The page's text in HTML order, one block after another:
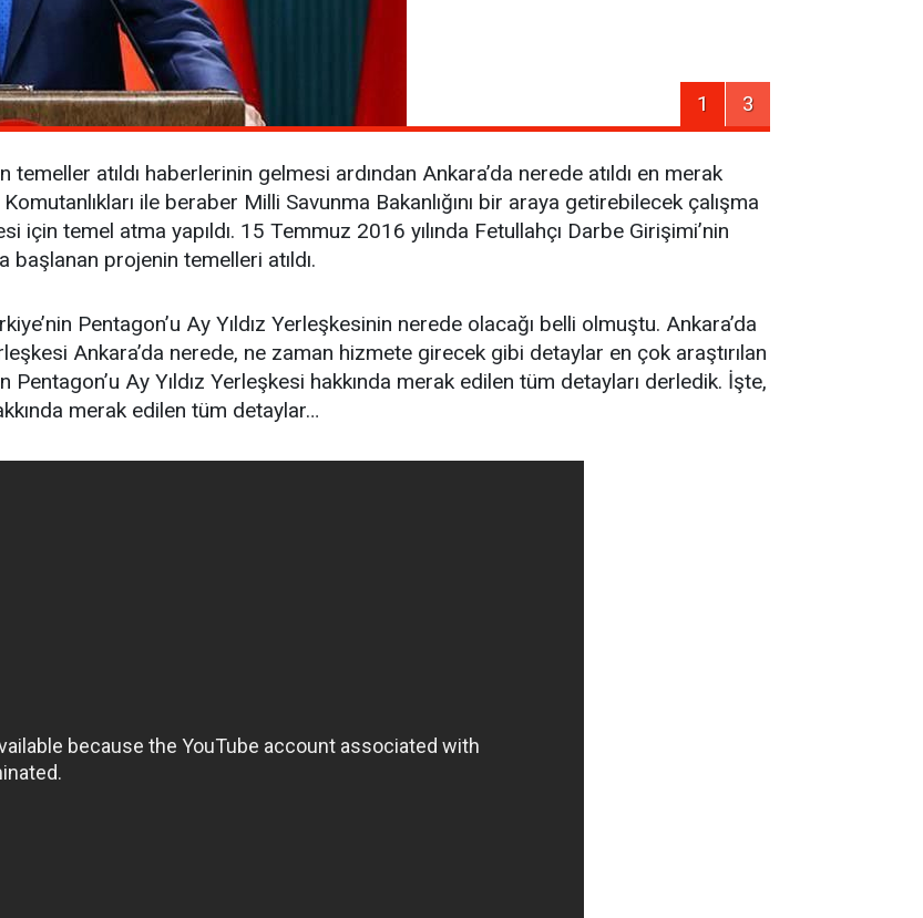
1 3
temeller atıldı haberlerinin gelmesi ardından Ankara’da nerede atıldı en merak
ile beraber Milli Savunma Bakanlığını bir araya getirebilecek çalışma
için temel atma yapıldı. 15 Temmuz 2016 yılında Fetullahçı Darbe Girişimi’nin
başlanan projenin temelleri atıldı.
Pentagon’u Ay Yıldız Yerleşkesinin nerede olacağı belli olmuştu. Ankara’da
Ankara’da nerede, ne zaman hizmete girecek gibi detaylar en çok araştırılan
Pentagon’u Ay Yıldız Yerleşkesi hakkında merak edilen tüm detayları derledik. İşte,
merak edilen tüm detaylar…